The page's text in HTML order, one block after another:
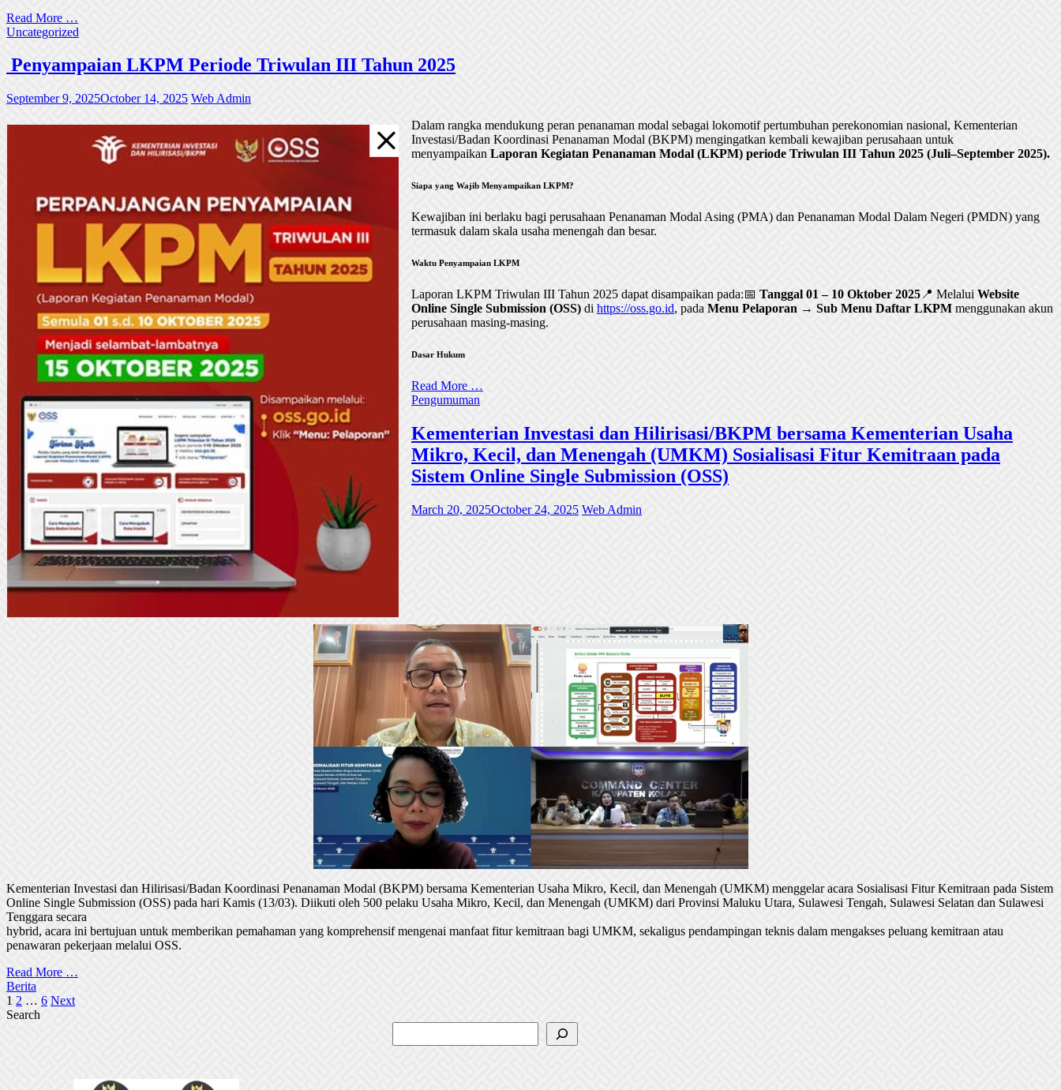
Read More …
Uncategorized
Penyampaian LKPM Periode Triwulan III Tahun 2025
September 9, 2025October 14, 2025 Web Admin
Dalam rangka mendukung peran penanaman modal sebagai lokomotif pertumbuhan perekonomian nasional, Kementerian
Investasi/Badan Koordinasi Penanaman Modal (BKPM) mengingatkan kembali kewajiban perusahaan untuk
menyampaikan Laporan Kegiatan Penanaman Modal (LKPM) periode Triwulan III Tahun 2025 (Juli–September 2025).
Siapa yang Wajib Menyampaikan LKPM?
Kewajiban ini berlaku bagi perusahaan Penanaman Modal Asing (PMA) dan Penanaman Modal Dalam Negeri (PMDN) yang
termasuk dalam skala usaha menengah dan besar.
Waktu Penyampaian LKPM
Laporan LKPM Triwulan III Tahun 2025 dapat disampaikan pada:📅 Tanggal 01 – 10 Oktober 2025 📍 Melalui Website
Online Single Submission (OSS) di https://oss.go.id, pada Menu Pelaporan → Sub Menu Daftar LKPM menggunakan akun
perusahaan masing-masing.
Dasar Hukum
Read More …
Pengumuman
Kementerian Investasi dan Hilirisasi/BKPM bersama Kementerian Usaha
Mikro, Kecil, dan Menengah (UMKM) Sosialisasi Fitur Kemitraan pada
Sistem Online Single Submission (OSS)
March 20, 2025October 24, 2025 Web Admin
Kementerian Investasi dan Hilirisasi/Badan Koordinasi Penanaman Modal (BKPM) bersama Kementerian Usaha Mikro, Kecil, dan Menengah (UMKM) menggelar acara Sosialisasi Fitur Kemitraan pada Sistem
Online Single Submission (OSS) pada hari Kamis (13/03). Diikuti oleh 500 pelaku Usaha Mikro, Kecil, dan Menengah (UMKM) dari Provinsi Maluku Utara, Sulawesi Tengah, Sulawesi Selatan dan Sulawesi
Tenggara secara
hybrid, acara ini bertujuan untuk memberikan pemahaman yang komprehensif mengenai manfaat fitur kemitraan bagi UMKM, sekaligus pendampingan teknis dalam mengakses peluang kemitraan atau
penawaran pekerjaan melalui OSS.
Read More …
Berita
Posts
pagination
1 2 … 6 Next
Search